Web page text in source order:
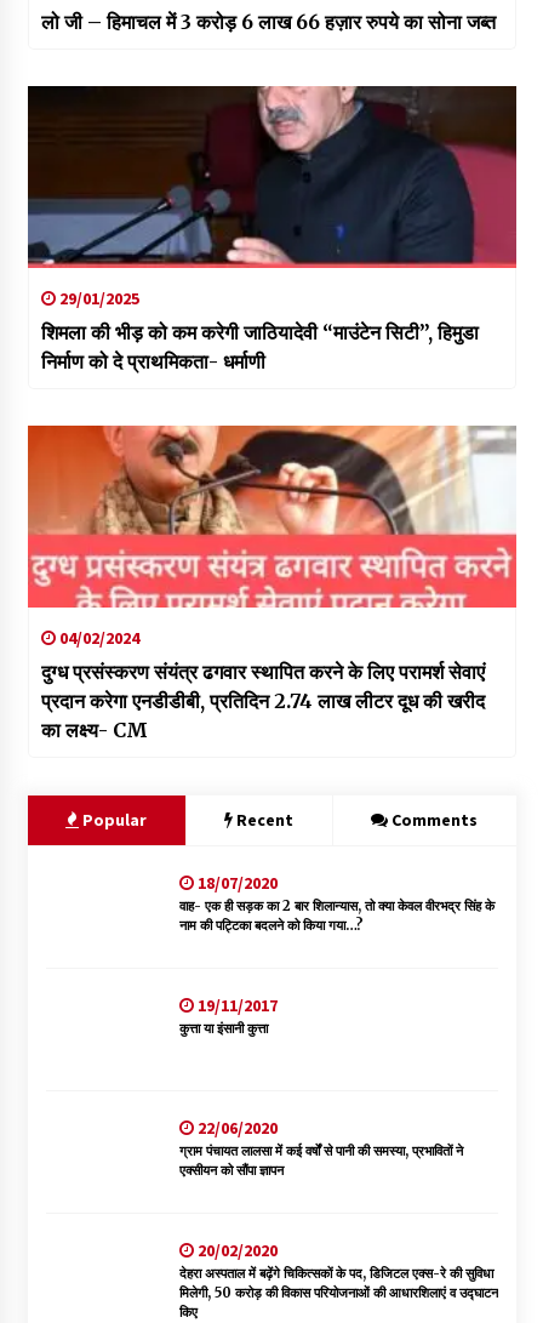
लो जी – हिमाचल में 3 करोड़ 6 लाख 66 हज़ार रुपये का सोना जब्त
29/01/2025
शिमला की भीड़ को कम करेगी जाठियादेवी “माउंटेन सिटी”, हिमुडा
निर्माण को दे प्राथमिकता- धर्माणी
04/02/2024
दुग्ध प्रसंस्करण संयंत्र ढगवार स्थापित करने के लिए परामर्श सेवाएं
प्रदान करेगा एनडीडीबी, प्रतिदिन 2.74 लाख लीटर दूध की खरीद
का लक्ष्य- CM
Popular Recent Comments
18/07/2020
वाह- एक ही सड़क का 2 बार शिलान्यास, तो क्या केवल वीरभद्र सिंह के
नाम की पट्टिका बदलने को किया गया…?
19/11/2017
कुत्ता या इंसानी कुत्ता
22/06/2020
ग्राम पंचायत लालसा में कई वर्षों से पानी की समस्या, प्रभावितों ने
एक्सीयन को सौंपा ज्ञापन
20/02/2020
देहरा अस्पताल में बढ़ेंगे चिकित्सकों के पद, डिजिटल एक्स-रे की सुविधा
मिलेगी, 50 करोड़ की विकास परियोजनाओं की आधारशिलाएं व उद्घाटन
किए